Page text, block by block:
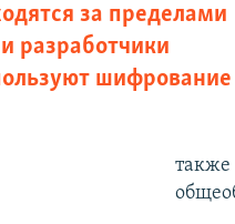
за пределами
разработчики
шифрование
также